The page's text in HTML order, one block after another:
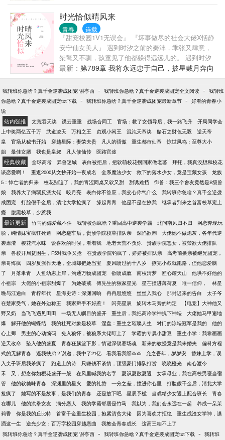
时光恰似晴风来
青春 连载
『甜宠校园1V1无误会』 『坏事做尽的社会大佬X恬静
安宁仙女美人』 遇到时汐之前的秦沣，乖张又肆意，
桀骜又不驯，孩童见了他都躲得远远儿的。 遇到时汐
之后的秦沣，每天只思考一件事——如何把小朋友拐
回家。 在一起之后，秦沣一口一个‘汐汐’左，一口一
个‘汐汐’右，叫的那是一个甜。 ＊＊ 某次吵架，秦沣
信誓旦旦地跟好友说:“这次说什么我都不会主动跟她道
孩儿坐在原地没动，就连眼皮子都没舍得掀一下。 秦
沣无奈一叹，牵起她的小手，示了弱:“那我亲你一
下。” 雅痞公子vs甜系仙女。 “希望下辈子还能记得
你。” “希望下辈子还是喜欢你。” 友情提示:男主名为秦
沣feng，与风字同音。 点击右下方“加入书架”把我带回
家吧～
最新： 第789章 我将永远忠于自己，披星戴月奔向
理想和你【全文完】
我转班你急啥？真千金逆袭成团宠 谢亭西 - 我转班你急啥？真千金逆袭成团宠全文阅读 - 我转班
你急啥？真千金逆袭成团宠txt下载 - 我转班你急啥？真千金逆袭成团宠最新章节 - 好看的青春小
说
站内强推 太荒吞天诀 谍云重重 战场合同工 官场：救了女领导后，我一路飞升
开局同学会
上中奖两亿五千万
武道凌天 万相之王 贞观小闲王 混沌天帝诀 赌石之财色无双
逆天帝
皇
官场从秘书开始 穿越星际：妻荣夫贵 凡人的骄傲 重生都市仙帝
惊世凤鸣：至尊大小
姐
最佳女婿 我也是皇叔 凡人修仙传 医路官途
经典收藏 全球高考 异兽迷城 表白被拒后，把软萌校花拐回家做老婆
拜托，我真没想和校花
谈恋爱啊！
重返2000从文抄开始一夜成名 全系魔法少女 救下的落水少女，竟是宝藏女孩
龙族
5：悼亡者的归来
校花别追了，我的青涩同桌又软又甜 甜诱难挡
御兽：我三个舍友竟然是S级兽
娘
我养大了病弱反派大佬 咬月亮 表白你不答应，我变心你气什么
我转班你急啥？真千金逆袭
成团宠
打脸假千金后，清北大学抢疯了 缘起青青 他是不是在撩我
继承者到来之首富校草宠上
瘾
腹黑校草，少惹我
最近更新 竹马的偏爱藏不住 我转校你疯啥？重回高中逆袭学霸 北问南风归不归
网恋奔现玩
脱，纯情妹宝疯狂死遁
网恋翻车后，贵族学院校草排队亲 深陷欲潮
大佬她不做炮灰，各年代逆
袭虐渣
樱花汽水味 说喜欢的时候，看着我 地老天荒不负你
贵族学院恶女，被禁欲大佬排队
亲
兽校开局贫困生，F5对我争又抢 在贵族学院钓疯了，娇娇被排队亲
高考前换亲被继兄团宠，
亲哥悔疯
四岁反派作天地，全城却把她当宝 夏风吻过的十八岁
撩完小叔就跑路，但他恋爱脑
了
月落聿青 人鱼幼崽上岸，沟通万物成团宠 欲吻成瘾 南枝清梦 匠心耀天山
他哄不好他的
小祖宗
大佬的小祖宗甜爆了 为她破戒 傅先生的独家星光 星芒撞进薄荷夏 唯一信仰，
林星
晚与江逾白
青柠年代 星海史诗：深渊回响 冉冉思悠悠 丝丝入我心 那封迟来的告白
太子爷
在楚家受气，她在外边称王
我家辩手不好惹！ 闪亮星辰 旋转木马旁的约定
【电竞】大神他又
野又奶
当飞飞遇见田田 一场无人瞩目的盛开 重生后，我把高冷学神拽下神坛
大佬她马甲遍地
爆
解开他的蝴蝶结 我的社死对象是校草 涅盘：重生之璀璨人生 对门的泳坛冠军是我的
他的
心上卿
男主的心动编码 兔入狼怀，被狼系大佬盯上了 学霸的专属小甜豆
重生小学：我靠画画
逆天改命
坠入他的盛夏 青春狂飙篮下影，情谜深锁赛场魂 新来的教授竟是我未婚夫
偏科方程
式的无解青春
逼我扶弟？谢邀，我中了21亿 看我看我呀i0o0i 允之吾年，岁岁安
替妹上学，误
入尖子班后我杀疯了
跑道上的诗 只赚钱不谈情，顶级豪门排队打赏 晓晓橙光
南心渡今
禾
又，想念你如樱花盛开一般 在风里喊我的名字 夏识夏散夏遇
女承母业，我在高校男寝当宿
管
他的软糖味青春 深渊里的星火 爱的礼赞 一分之差，撞进你心里
打脸假千金后，清北大学
抢疯了
她写的不是故事，是我们的青春 还是放下吧 星辰予栀 当戏精少女遇上配合班长
青春
在哪儿
他的洪拳女友 满分恋人 我的学霸邻居是竹马 我以为，我们会永远在一起
养成一朵茉
莉香
你是我的丘比特 首富千金重生校园，抱紧清贫大佬 因为喜欢才拒绝
重生成渣女学神，潇
洒这一生
逆光少女：百万字校园穿越恋曲 我教会青春成长
这高三咱不上了
我转班你急啥？真千金逆袭成团宠 谢亭西 - 我转班你急啥？真千金逆袭成团宠txt下载 - 我转班